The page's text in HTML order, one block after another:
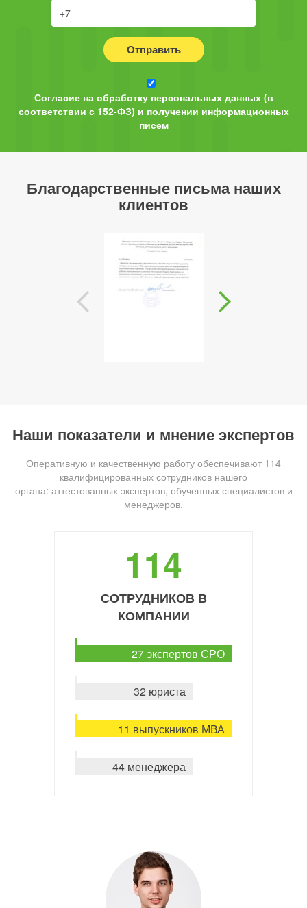
Отправить
Согласие на обработку персональных данных (в
соответствии с 152-ФЗ) и получении информационных
писем
Благодарственные письма наших
клиентов
Наши показатели и мнение экспертов
Оперативную и качественную работу обеспечивают 114
квалифицированных сотрудников нашего
органа: аттестованных экспертов, обученных специалистов и
менеджеров.
114
СОТРУДНИКОВ В
КОМПАНИИ
27 экспертов СРО
32 юриста
11 выпускников МВА
44 менеджера